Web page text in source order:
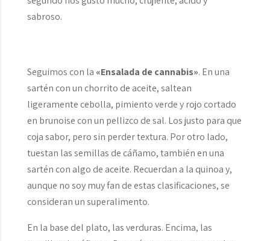
sabroso.
Seguimos con la «Ensalada de cannabis». En una
sartén con un chorrito de aceite, saltean
ligeramente cebolla, pimiento verde y rojo cortado
en brunoise con un pellizco de sal. Los justo para que
coja sabor, pero sin perder textura. Por otro lado,
tuestan las semillas de cáñamo, también en una
sartén con algo de aceite. Recuerdan a la quinoa y,
aunque no soy muy fan de estas clasificaciones, se
consideran un superalimento.
En la base del plato, las verduras. Encima, las